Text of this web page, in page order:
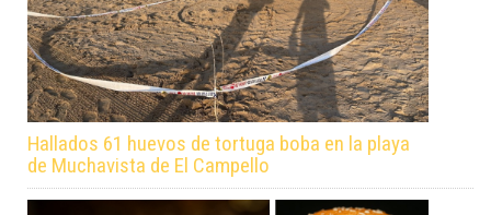
Hallados 61 huevos de tortuga boba en la playa
de Muchavista de El Campello